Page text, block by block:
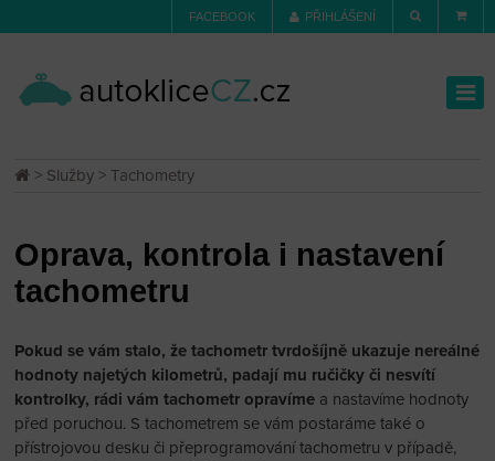
FACEBOOK PŘIHLÁŠENÍ
> Služby > Tachometry
Oprava, kontrola i nastavení
tachometru
Pokud se vám stalo, že tachometr tvrdošíjně ukazuje nereálné
hodnoty najetých kilometrů, padají mu ručičky či nesvítí
kontrolky, rádi vám tachometr opravíme a nastavíme hodnoty
před poruchou. S tachometrem se vám postaráme také o
přístrojovou desku či přeprogramování tachometru v případě,